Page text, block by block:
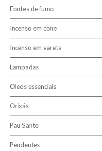
8mm
10mm
Fontes de fumo
Incenso em cone
Incenso em vareta
Lampadas
Oleos essenciais
Orixás
Pau Santo
Pendentes